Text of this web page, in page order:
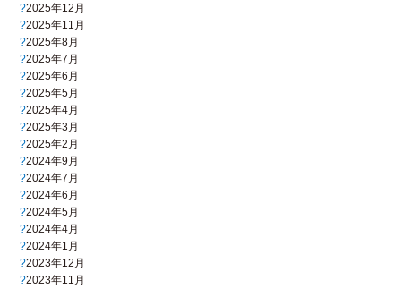
2025年12月
2025年11月
2025年8月
2025年7月
2025年6月
2025年5月
2025年4月
2025年3月
2025年2月
2024年9月
2024年7月
2024年6月
2024年5月
2024年4月
2024年1月
2023年12月
2023年11月